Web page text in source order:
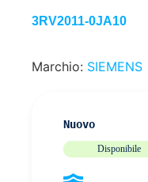
3RV2011-0JA10
Marchio: SIEMENS
Nuovo
Disponibile